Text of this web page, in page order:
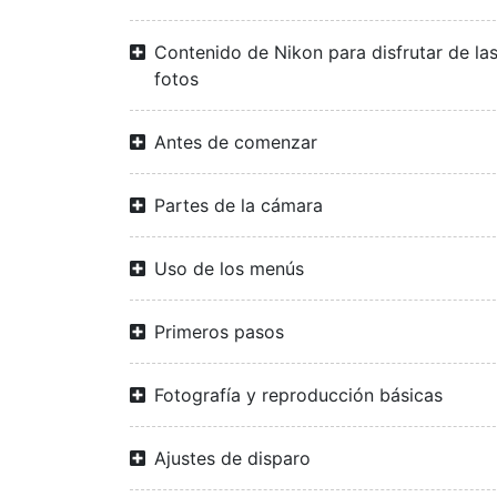
Contenido de Nikon para disfrutar de las
fotos
Antes de comenzar
Partes de la cámara
Uso de los menús
Primeros pasos
Fotografía y reproducción básicas
Ajustes de disparo